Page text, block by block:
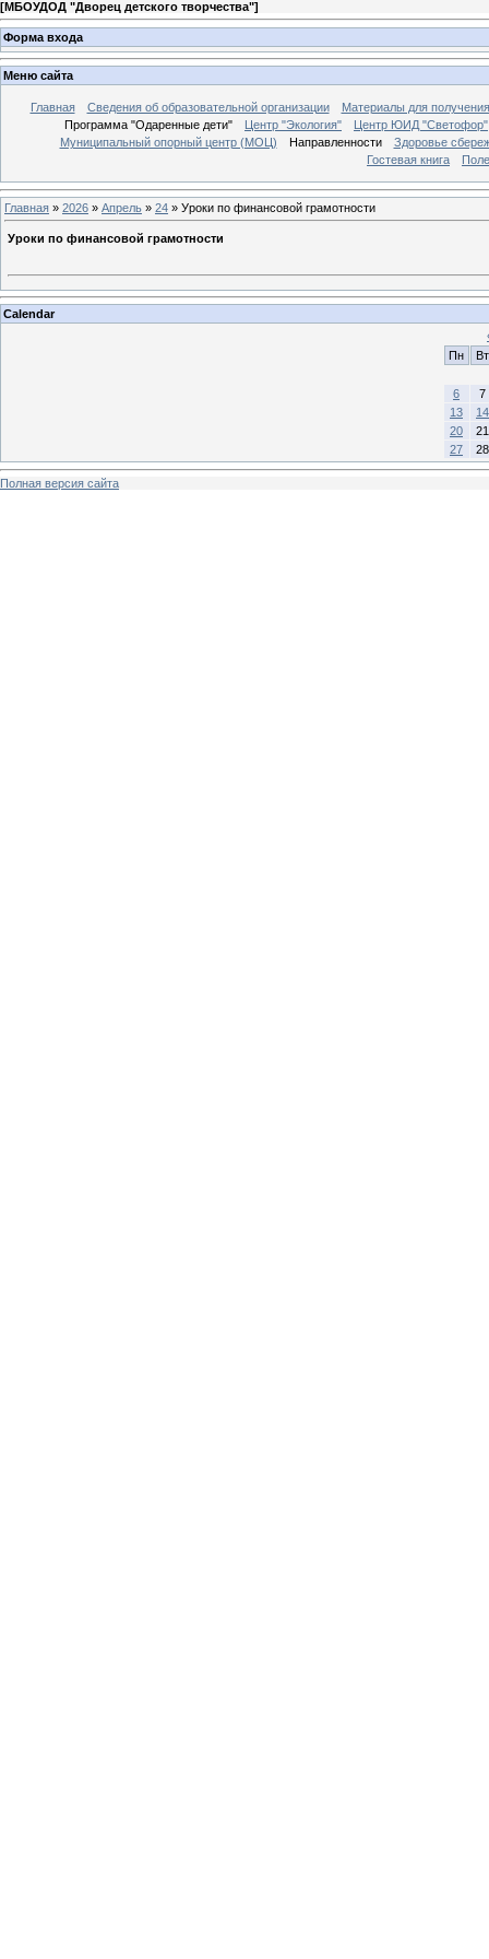
[МБОУДОД "Дворец детского творчества"]
Форма входа
Меню сайта
Главная Сведения об образовательной организации
Материалы для
Программа "Одаренные дети"
Центр "Экология"
Центр ЮИД "Светофор"
Муниципальный опорный центр (МОЦ)
Направленности
Здоровье
Гостевая книга
Главная » 2026 » Апрель » 24 » Уроки по финансовой грамотности
Уроки по финансовой грамотности
Calendar
Пн
Вт
6
7
13
14
20
21
27
28
Полная версия сайта